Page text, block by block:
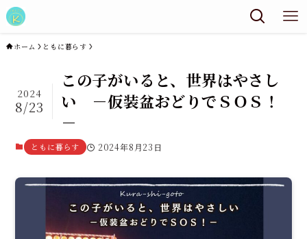
ホーム ともに暮らす
この子がいると、世界はやさし
い －仮装盆おどりでＳＯＳ！
－
2024
8/23
ともに暮らす 2024年8月23日